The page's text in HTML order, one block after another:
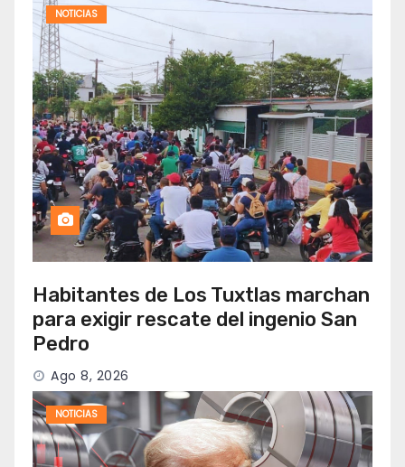
NOTICIAS
Habitantes de Los Tuxtlas marchan
para exigir rescate del ingenio San
Pedro
Ago 8, 2026
NOTICIAS